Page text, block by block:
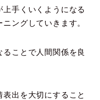
手くいくようになる
ングしていきます。
ことで人間関係を良
出を大切にすること